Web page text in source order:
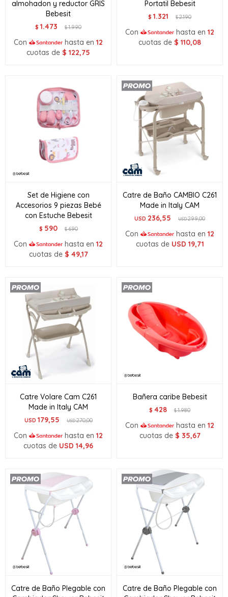
almohadon y reductor GRIS
Bebesit
$ 1.473 $1.990
Con hasta en 12
cuotas de $ 122,75
Portatil Bebesit
$ 1.321 $2.190
Con hasta en 12
cuotas de $ 110,08
Set de Higiene con
Accesorios 9 piezas Bebé
con Estuche Bebesit
$ 590 $690
Con hasta en 12
cuotas de $ 49,17
Catre de Baño CAMBIO C261
Made in Italy CAM
USD 236,55 USD299,00
Con hasta en 12
cuotas de USD 19,71
Catre Volare Cam C261
Made in Italy CAM
USD 179,55 USD270,00
Con hasta en 12
cuotas de USD 14,96
Bañera caribe Bebesit
$ 428 $1.980
Con hasta en 12
cuotas de $ 35,67
Catre de Baño Plegable con
Catre de Baño Plegable con